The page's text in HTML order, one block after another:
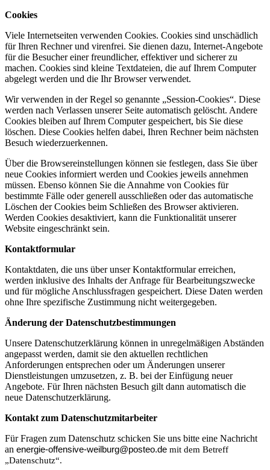
Cookies
Viele Internetseiten verwenden Cookies. Cookies sind unschädlich
für Ihren Rechner und virenfrei. Sie dienen dazu, Internet-Angebote
für die Besucher einer freundlicher, effektiver und sicherer zu
machen. Cookies sind kleine Textdateien, die auf Ihrem Computer
abgelegt werden und die Ihr Browser verwendet.
Wir verwenden in der Regel so genannte „Session-Cookies“. Diese
werden nach Verlassen unserer Seite automatisch gelöscht. Andere
Cookies bleiben auf Ihrem Computer gespeichert, bis Sie diese
löschen. Diese Cookies helfen dabei, Ihren Rechner beim nächsten
Besuch wiederzuerkennen.
Über die Browsereinstellungen können sie festlegen, dass Sie über
neue Cookies informiert werden und Cookies jeweils annehmen
müssen. Ebenso können Sie die Annahme von Cookies für
bestimmte Fälle oder generell ausschließen oder das automatische
Löschen der Cookies beim Schließen des Browser aktivieren.
Werden Cookies desaktiviert, kann die Funktionalität unserer
Website eingeschränkt sein.
Kontaktformular
Kontaktdaten, die uns über unser Kontaktformular erreichen,
werden inklusive des Inhalts der Anfrage für Bearbeitungszwecke
und für mögliche Anschlussfragen gespeichert. Diese Daten werden
ohne Ihre spezifische Zustimmung nicht weitergegeben.
Änderung der Datenschutzbestimmungen
Unsere Datenschutzerklärung können in unregelmäßigen Abständen
angepasst werden, damit sie den aktuellen rechtlichen
Anforderungen entsprechen oder um Änderungen unserer
Dienstleistungen umzusetzen, z. B. bei der Einfügung neuer
Angebote. Für Ihren nächsten Besuch gilt dann automatisch die
neue Datenschutzerklärung.
Kontakt zum Datenschutzmitarbeiter
Für Fragen zum Datenschutz schicken Sie uns bitte eine Nachricht
an energie-offensive-weilburg@posteo.de mit dem Betreff
„Datenschutz“.